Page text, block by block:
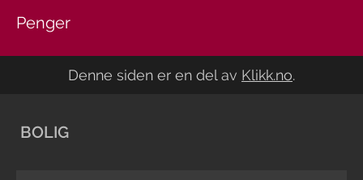
Penger
Denne siden er en del av Klikk.no.
BOLIG